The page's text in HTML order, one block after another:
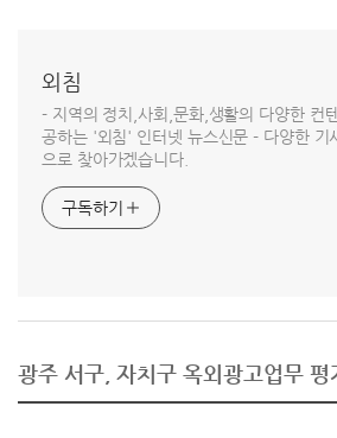
외침
- 지역의 정치,사회,문화,생활의 다양한 컨
공하는 '외침' 인터넷 뉴스신문 - 다양한 기
으로 찾아가겠습니다.
구독하기
광주 서구, 자치구 옥외광고업무 평